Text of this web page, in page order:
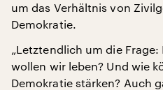
um das Verhältnis von
Demokratie.
„Letztendlich um die
wollen wir leben? Und wie
Demokratie stärken? Auch